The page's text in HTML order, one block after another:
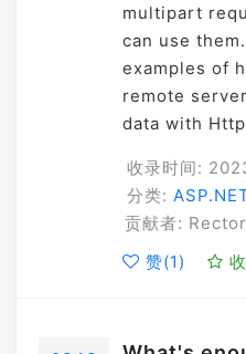
multipart
can use
examples of
remote
data with
收录时间:
分类:
贡献者: Rector
赞(1 )